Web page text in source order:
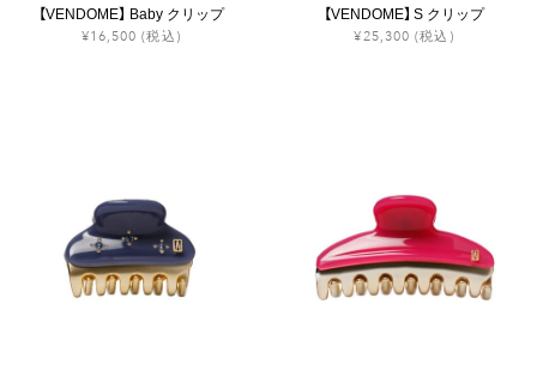
【VENDOME】 Baby クリップ
¥16,500 (税込)
【VENDOME】 S クリップ
¥25,300 (税込)